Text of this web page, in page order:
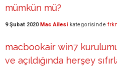
mümkün mü?
9 Şubat 2020 Mac Ailesi kategorisinde
macbookair win7
ve açıldığında herşey